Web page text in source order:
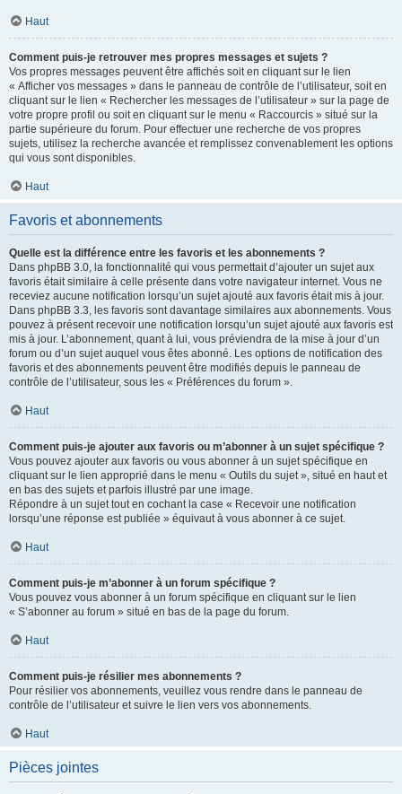
Haut
Comment puis-je retrouver mes propres messages et sujets ?
Vos propres messages peuvent être affichés soit en cliquant sur le lien
« Afficher vos messages » dans le panneau de contrôle de l’utilisateur, soit en
cliquant sur le lien « Rechercher les messages de l’utilisateur » sur la page de
votre propre profil ou soit en cliquant sur le menu « Raccourcis » situé sur la
partie supérieure du forum. Pour effectuer une recherche de vos propres
sujets, utilisez la recherche avancée et remplissez convenablement les options
qui vous sont disponibles.
Haut
Favoris et abonnements
Quelle est la différence entre les favoris et les abonnements ?
Dans phpBB 3.0, la fonctionnalité qui vous permettait d’ajouter un sujet aux
favoris était similaire à celle présente dans votre navigateur internet. Vous ne
receviez aucune notification lorsqu’un sujet ajouté aux favoris était mis à jour.
Dans phpBB 3.3, les favoris sont davantage similaires aux abonnements. Vous
pouvez à présent recevoir une notification lorsqu’un sujet ajouté aux favoris est
mis à jour. L’abonnement, quant à lui, vous préviendra de la mise à jour d’un
forum ou d’un sujet auquel vous êtes abonné. Les options de notification des
favoris et des abonnements peuvent être modifiés depuis le panneau de
contrôle de l’utilisateur, sous les « Préférences du forum ».
Haut
Comment puis-je ajouter aux favoris ou m’abonner à un sujet spécifique ?
Vous pouvez ajouter aux favoris ou vous abonner à un sujet spécifique en
cliquant sur le lien approprié dans le menu « Outils du sujet », situé en haut et
en bas des sujets et parfois illustré par une image.
Répondre à un sujet tout en cochant la case « Recevoir une notification
lorsqu’une réponse est publiée » équivaut à vous abonner à ce sujet.
Haut
Comment puis-je m’abonner à un forum spécifique ?
Vous pouvez vous abonner à un forum spécifique en cliquant sur le lien
« S’abonner au forum » situé en bas de la page du forum.
Haut
Comment puis-je résilier mes abonnements ?
Pour résilier vos abonnements, veuillez vous rendre dans le panneau de
contrôle de l’utilisateur et suivre le lien vers vos abonnements.
Haut
Pièces jointes